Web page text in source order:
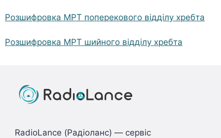
Розшифровка МРТ поперекового відділу хребта
Розшифровка МРТ шийного відділу хребта
RadioLance (Радіоланс) — сервіс